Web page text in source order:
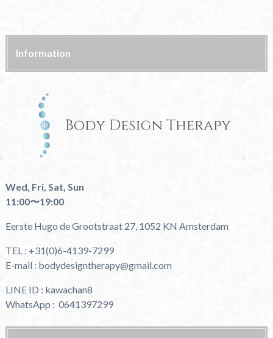
Information
Wed, Fri, Sat, Sun
11:00〜19:00
Eerste Hugo de Grootstraat 27, 1052 KN Amsterdam
TEL : +31(0)6-4139-7299
E-mail : bodydesigntherapy@gmail.com
LINE ID : kawachan8
WhatsApp : 0641397299